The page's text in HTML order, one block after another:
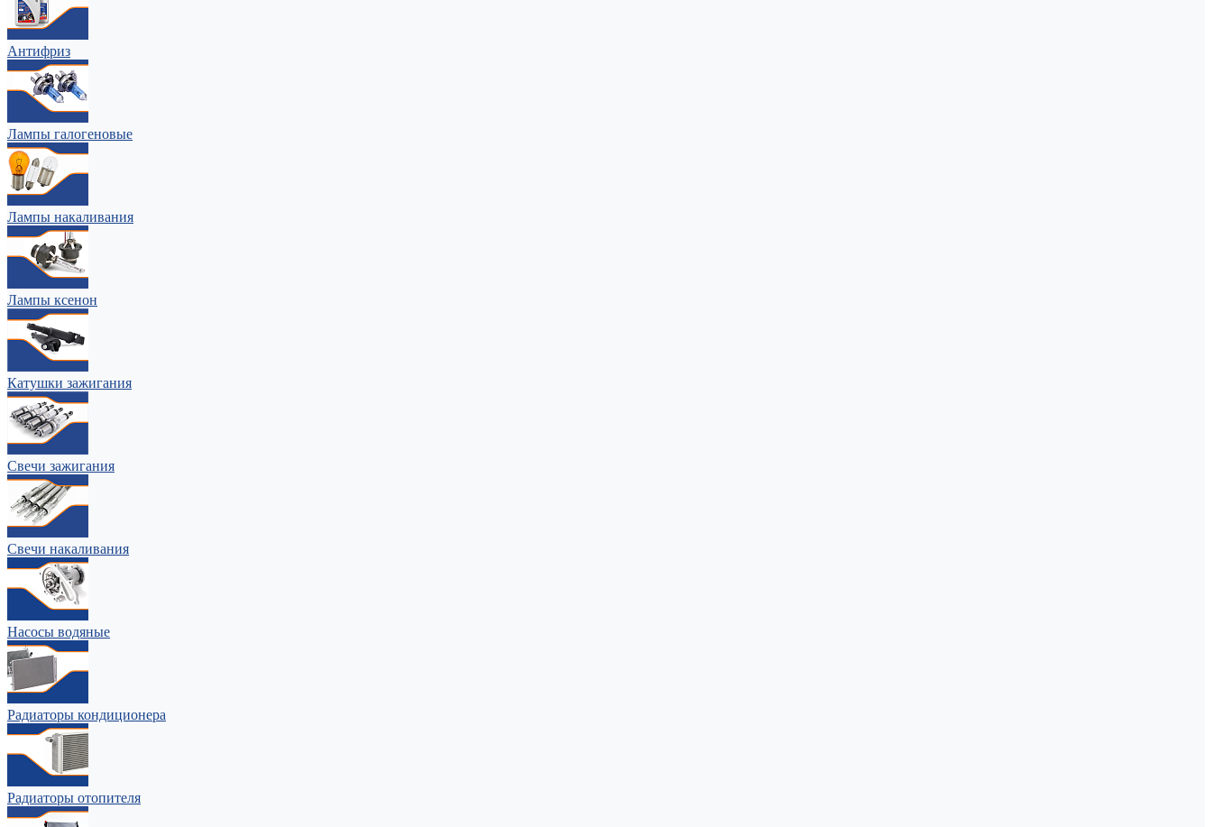
Антифриз
Лампы галогеновые
Лампы накаливания
Лампы ксенон
Катушки зажигания
Свечи зажигания
Свечи накаливания
Насосы водяные
Радиаторы кондиционера
Радиаторы отопителя